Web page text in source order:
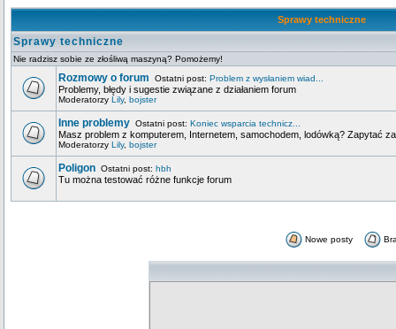
Sprawy techniczne
Sprawy techniczne
Nie radzisz sobie ze złośliwą maszyną? Pomożemy!
Rozmowy o forum Ostatni post: Problem z wysłaniem wiad...
Problemy, błędy i sugestie związane z działaniem forum
Moderatorzy Lily, bojster
Inne problemy Ostatni post: Koniec wsparcia technicz...
Masz problem z komputerem, Internetem, samochodem, lodówką? Zapytać
Moderatorzy Lily, bojster
Poligon Ostatni post: hbh
Tu można testować różne funkcje forum
Nowe posty